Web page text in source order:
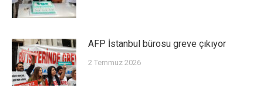
AFP İstanbul bürosu greve çıkıyor
2 Temmuz 2026